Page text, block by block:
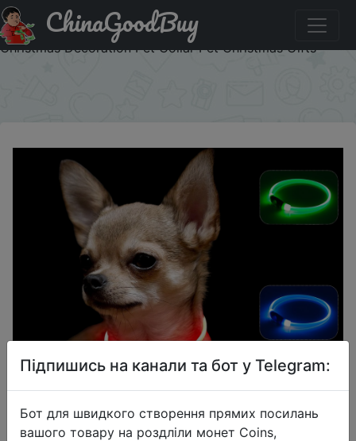
Купити по знижці 816O1Q66Y8AM Dog Light Up Collar
LED Collar Light Up Cat Collar USB Rechargeable Collar
Christmas Decoration Pet Collar Pet Christmas Gifts
ChinaGoodBuy
Підпишись на канали та бот у Telegram:
Бот для швидкого створення прямих посилань
вашого товару на роздліли монет Coins,